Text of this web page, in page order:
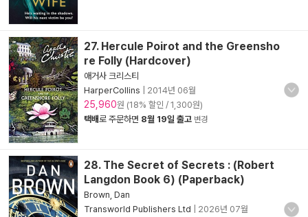
27. Hercule Poirot and the Greensho
re Folly (Hardcover)
애거사 크리스티
HarperCollins
2014년 06월
25,960원 (18% 할인 / 1,300원)
택배로 주문하면 8월 19일 출고 변경
28. The Secret of Secrets : (Robert
Langdon Book 6) (Paperback)
Brown, Dan
Transworld Publishers Ltd
2026년 07월